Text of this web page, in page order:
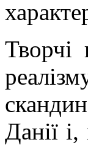
Творчі
Данії